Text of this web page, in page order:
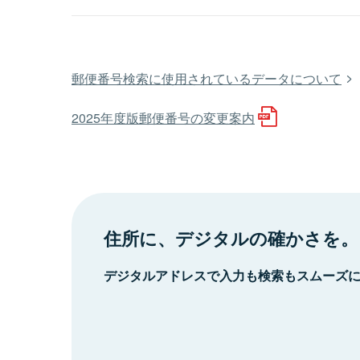
郵便番号検索に使用されているデータについて
2025年度版郵便番号の変更案内
住所に、デジタルの確かさを。
デジタルアドレスで入力も検索もスムーズ